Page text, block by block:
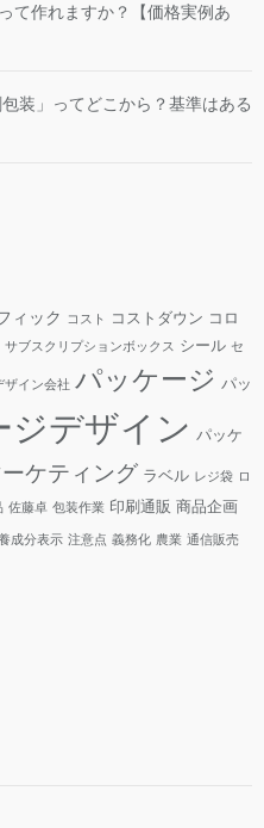
て作れますか？【価格実例あ
装」ってどこから？基準はある
ィック コスト コストダウン コロ
サブスクリプションボックス シール セ
ザイン会社 パッケージ パッ
ジデザイン パッケ
ケティング ラベル レジ袋 ロ
佐藤卓 包装作業 印刷通販 商品企画
成分表示 注意点 義務化 農業 通信販売